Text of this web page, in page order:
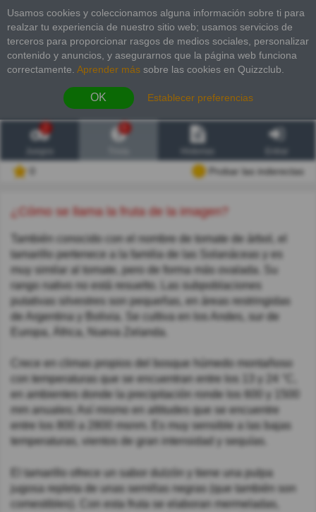
Usamos cookies y coleccionamos alguna información sobre ti para
realzar tu experiencia de nuestro sitio web; usamos servicios de
terceros para proporcionar rasgos de medios sociales, personalizar
contenido y anuncios, y asegurarnos que la página web funciona
correctamente. Aprender más sobre las cookies en Quizzclub.
OK Establecer preferencias
2
Probar las inderectas
¿Cómo se llama la fruta de la imagen?
También conocido con el nombre de tomate de árbol, el
tamarillo pertenece a la familia de las Solanáceas y es
muy similar al tomate, pero de forma más ovalada. Su
rango nativo no está resuelto. Las subpoblaciones
putativas silvestres son pequeñas, en áreas restringidas
de Argentina y Bolivia. Se cultiva en los Andes, sur de
Europa, África, Nueva Zelanda.
Crece en climas propios del bosque húmedo montañoso
con temperaturas que se encuentran entre los 13 y 24 °C,
en ambientes donde la precipitación ronde los 600 y 1500
mm anuales; Así mismo en altitudes que se encuentre
entre los 800 a 2800 msnm. Es muy sensible a las bajas
temperaturas, vientos de gran intensidad y sequías.
El tamarillo ofrece un sabor dulzón y tiene una pulpa
jugosa repleta de unas semillas negras (que también son
comestibles). Con esta fruta se elaboran mermeladas,